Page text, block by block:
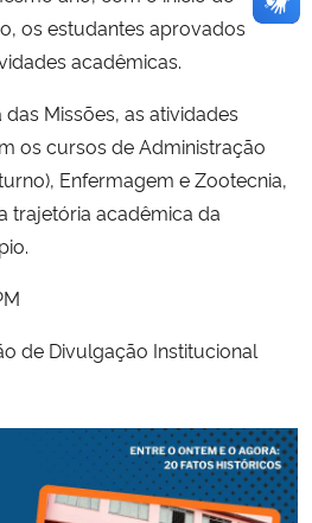
os estudantes aprovados
acadêmicas.
Missões, as atividades
os cursos de Administração
Enfermagem e Zootecnia,
trajetória acadêmica da
de Divulgação Institucional